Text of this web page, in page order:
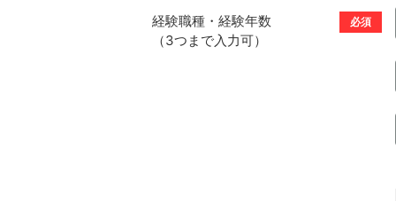
経験職種・経験年数
（3つまで入力可）
必須